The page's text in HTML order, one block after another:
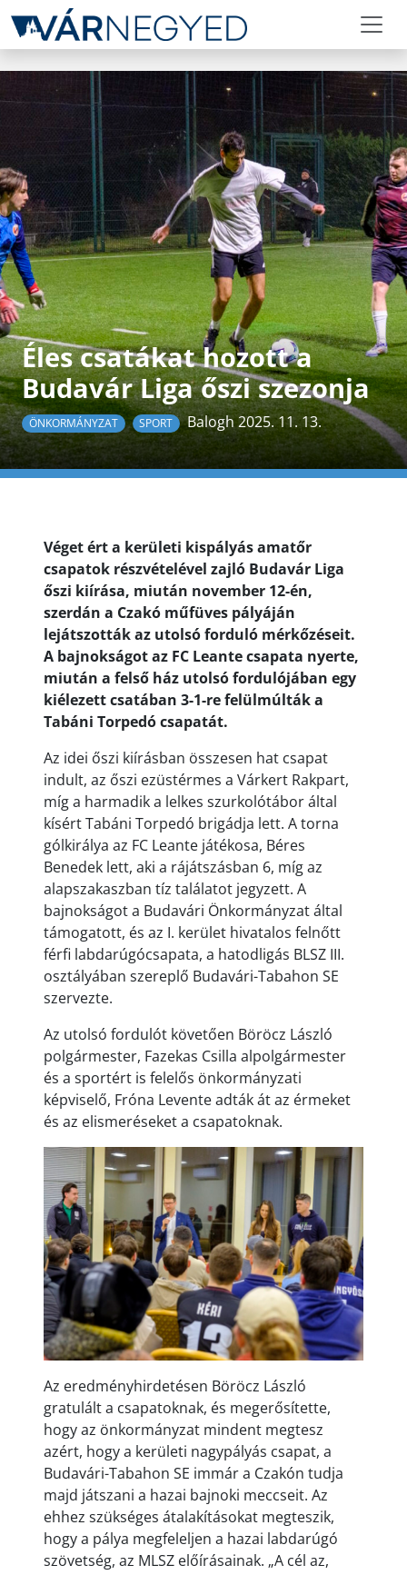
Éles csatákat hozott a
Budavár Liga őszi szezonja
ÖNKORMÁNYZAT SPORT Balogh 2025. 11. 13.
Véget ért a kerületi kispályás amatőr
csapatok részvételével zajló Budavár Liga
őszi kiírása, miután november 12-én,
szerdán a Czakó műfüves pályáján
lejátszották az utolsó forduló mérkőzéseit.
A bajnokságot az FC Leante csapata nyerte,
miután a felső ház utolsó fordulójában egy
kiélezett csatában 3-1-re felülmúlták a
Tabáni Torpedó csapatát.
Az idei őszi kiírásban összesen hat csapat
indult, az őszi ezüstérmes a Várkert Rakpart,
míg a harmadik a lelkes szurkolótábor által
kísért Tabáni Torpedó brigádja lett. A torna
gólkirálya az FC Leante játékosa, Béres
Benedek lett, aki a rájátszásban 6, míg az
alapszakaszban tíz találatot jegyzett. A
bajnokságot a Budavári Önkormányzat által
támogatott, és az I. kerület hivatalos felnőtt
férfi labdarúgócsapata, a hatodligás BLSZ III.
osztályában szereplő Budavári-Tabahon SE
szervezte.
Az utolsó fordulót követően Böröcz László
polgármester, Fazekas Csilla alpolgármester
és a sportért is felelős önkormányzati
képviselő, Fróna Levente adták át az érmeket
és az elismeréseket a csapatoknak.
Az eredményhirdetésen Böröcz László
gratulált a csapatoknak, és megerősítette,
hogy az önkormányzat mindent megtesz
azért, hogy a kerületi nagypályás csapat, a
Budavári-Tabahon SE immár a Czakón tudja
majd játszani a hazai bajnoki meccseit. Az
ehhez szükséges átalakításokat megteszik,
hogy a pálya megfeleljen a hazai labdarúgó
szövetség, az MLSZ előírásainak. „A cél az,